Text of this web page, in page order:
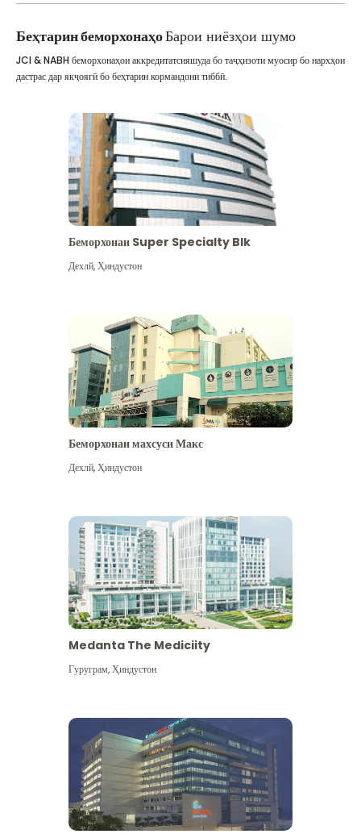
Беҳтарин беморхонаҳоБарои ниёзҳои шумо
JCI & NABH беморхонаҳои аккредитатсияшуда бо таҷҳизоти муосир бо нархҳои
дастрас дар якҷоягӣ бо беҳтарин кормандони тиббӣ.
Беморхонаи Super Specialty Blk
Дехлй,Ҳиндустон
Беморхонаи махсуси Макс
Дехлй,Ҳиндустон
Medanta The Mediciity
Гуруграм,Ҳиндустон